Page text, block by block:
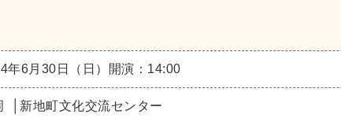
年6月30日（日） 開演：14:00
新地町文化交流センター